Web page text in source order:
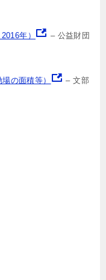
年） – 公益財団
の面積等） – 文部